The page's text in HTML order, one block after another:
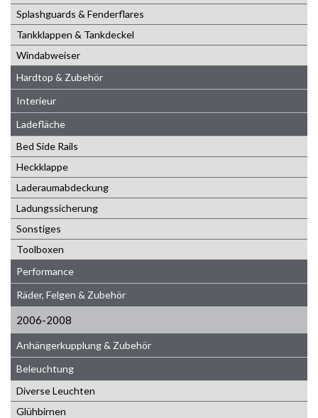
Splashguards & Fenderflares
Tankklappen & Tankdeckel
Windabweiser
Hardtop & Zubehör
Interieur
Ladefläche
Bed Side Rails
Heckklappe
Laderaumabdeckung
Ladungssicherung
Sonstiges
Toolboxen
Performance
Räder, Felgen & Zubehör
2006-2008
Anhängerkupplung & Zubehör
Beleuchtung
Diverse Leuchten
Glühbirnen